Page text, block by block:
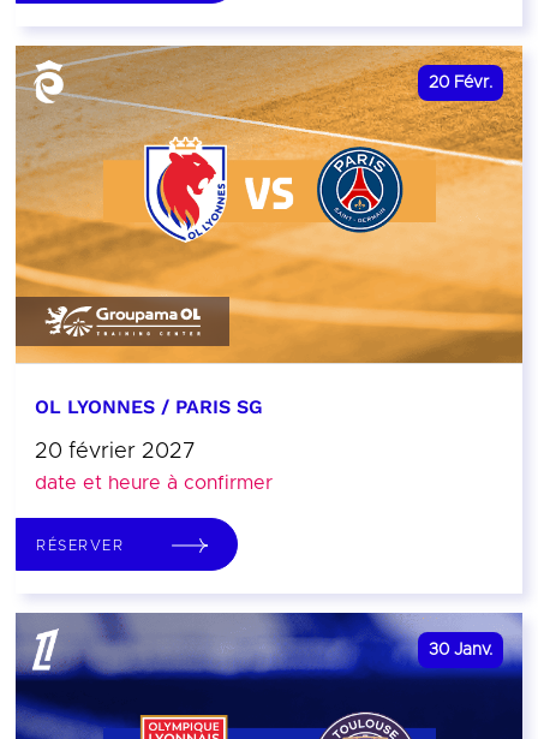
20 Févr.
OL LYONNES / PARIS SG
20 février 2027
date et heure à confirmer
RÉSERVER
30 Janv.